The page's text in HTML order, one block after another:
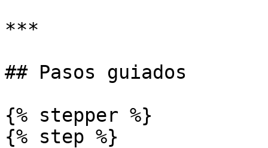
***
## Pasos guiados
{% stepper %}
{% step %}